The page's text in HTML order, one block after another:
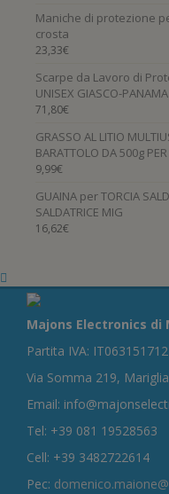
Maniche di protezione
crosta
23,33€
Scarpe da Lavoro di
UNISEX GIASCO-PANAMA
71,80€
GRASSO AL LITIO
BARATTOLO DA 500g
9,99€
GUAINA per TORCIA
SALDATRICE MIG
16,62€
Majons Electronics di
Partita IVA:
Via Somma 219,
Email:
Tel: +39 081 19528563
Cell: +39 3482722614
Pec: